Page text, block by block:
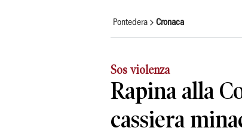
Pontedera Cronaca
Sos violenza
Rapina alla
cassiera